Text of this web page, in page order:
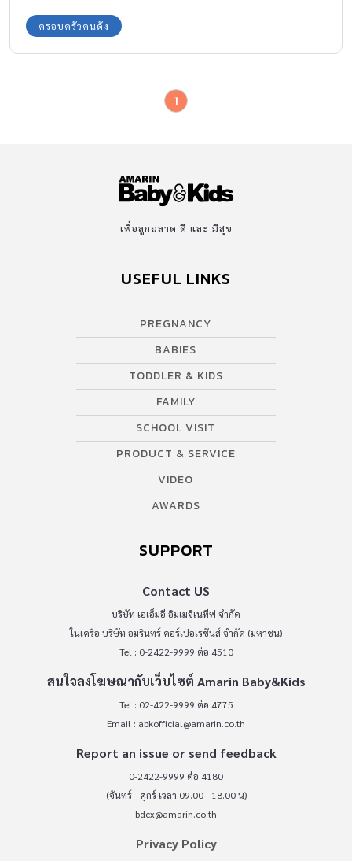
ครอบครัวคนดัง
1
เพื่อลูกฉลาด ดี และ มีสุข
USEFUL LINKS
PREGNANCY
BABIES
TODDLER & KIDS
FAMILY
SCHOOL VISIT
PRODUCT & SERVICE
VIDEO
AWARDS
SUPPORT
Contact US
บริษัท เอเอ็มอี อิมเมจิเนทีฟ จำกัด
ในเครือ บริษัท อมรินทร์ คอร์เปอเรชั่นส์ จำกัด (มหาชน)
Tel : 0-2422-9999 ต่อ 4510
สนใจลงโฆษณากับเว็บไซต์ Amarin Baby&Kids
Tel : 02-422-9999 ต่อ 4775
Email : abkofficial@amarin.co.th
Report an issue or send feedback
0-2422-9999 ต่อ 4180
(จันทร์ - ศุกร์ เวลา 09.00 - 18.00 น)
bdcx@amarin.co.th
Privacy Policy